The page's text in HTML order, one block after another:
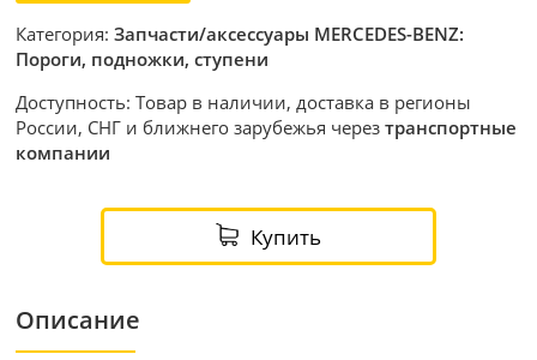
Категория:Запчасти/аксессуары MERCEDES-BENZ:
Пороги, подножки, ступени
Доступность: Товар в наличии, доставка в регионы
России, СНГ и ближнего зарубежья черезтранспортные
компании
Купить
Описание